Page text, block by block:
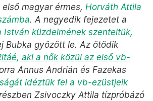
magyar érmes, Horváth Attila
. A negyedik fejezetet a
István küzdelmének szenteltük,
Bubka győzött le. Az ötödik
aki a nők közül az első vb-
Annus Andrián és Fazekas
idéztük fel a vb-ezüstjeik
Zsivoczky Attila tízpróbázó